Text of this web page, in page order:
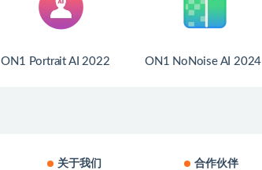
ON1 Portrait AI 2022 ON1 NoNoise AI 2024
关于我们 合作伙伴